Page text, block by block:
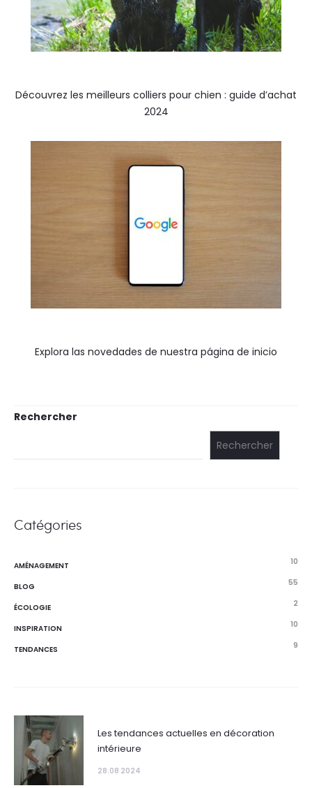
Découvrez les meilleurs colliers pour chien : guide d’achat
2024
Explora las novedades de nuestra página de inicio
Rechercher
Rechercher
Catégories
AMÉNAGEMENT 10
BLOG 55
ÉCOLOGIE 2
INSPIRATION 10
TENDANCES 9
Les tendances actuelles en décoration
intérieure
28.08 2024